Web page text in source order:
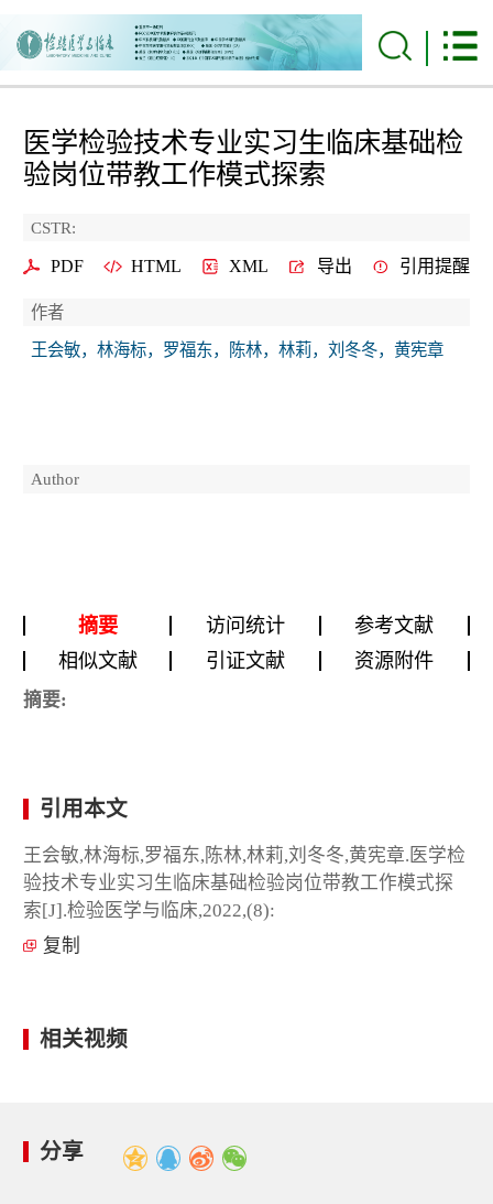
医学检验技术专业实习生临床基础检
验岗位带教工作模式探索
CSTR:
PDF HTML XML 导出 引用提醒
作者
王会敏，林海标，罗福东，陈林，林莉，刘冬冬，黄宪章
Author
摘要 访问统计
参考文献
相似文献
引证文献 资源附件
摘要:
引用本文
王会敏,林海标,罗福东,陈林,林莉,刘冬冬,黄宪章.医学检
验技术专业实习生临床基础检验岗位带教工作模式探
索[J].检验医学与临床,2022,(8):
复制
相关视频
分享